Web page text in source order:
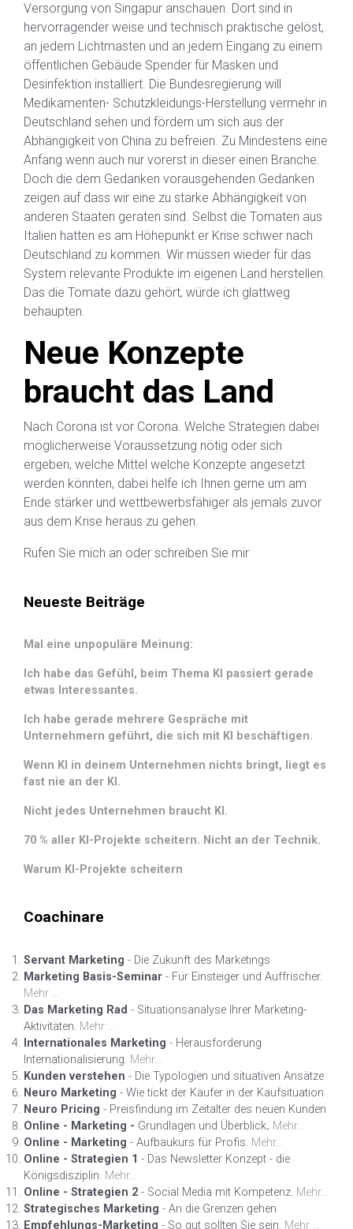
Versorgung von Singapur anschauen. Dort sind in
hervorragender weise und technisch praktische gelöst,
an jedem Lichtmasten und an jedem Eingang zu einem
öffentlichen Gebäude Spender für Masken und
Desinfektion installiert. Die Bundesregierung will
Medikamenten- Schutzkleidungs-Herstellung vermehr in
Deutschland sehen und fördern um sich aus der
Abhängigkeit von China zu befreien. Zu Mindestens eine
Anfang wenn auch nur vorerst in dieser einen Branche.
Doch die dem Gedanken vorausgehenden Gedanken
zeigen auf dass wir eine zu starke Abhängigkeit von
anderen Staaten geraten sind. Selbst die Tomaten aus
Italien hatten es am Höhepunkt er Krise schwer nach
Deutschland zu kommen. Wir müssen wieder für das
System relevante Produkte im eigenen Land herstellen.
Das die Tomate dazu gehört, würde ich glattweg
behaupten.
Neue Konzepte
braucht das Land
Nach Corona ist vor Corona. Welche Strategien dabei
möglicherweise Voraussetzung nötig oder sich
ergeben, welche Mittel welche Konzepte angesetzt
werden könnten, dabei helfe ich Ihnen gerne um am
Ende stärker und wettbewerbsfähiger als jemals zuvor
aus dem Krise heraus zu gehen.
Rufen Sie mich an oder schreiben Sie mir
Neueste Beiträge
Mal eine unpopuläre Meinung:
Ich habe das Gefühl, beim Thema KI passiert gerade
etwas Interessantes.
Ich habe gerade mehrere Gespräche mit
Unternehmern geführt, die sich mit KI beschäftigen.
Wenn KI in deinem Unternehmen nichts bringt, liegt es
fast nie an der KI.
Nicht jedes Unternehmen braucht KI.
70 % aller KI-Projekte scheitern. Nicht an der Technik.
Warum KI-Projekte scheitern
Coachinare
Servant Marketing - Die Zukunft des Marketings
Marketing Basis-Seminar - Für Einsteiger und Auffrischer.
Mehr ...
Das Marketing Rad - Situationsanalyse Ihrer Marketing-
Aktivitäten. Mehr ...
Internationales Marketing - Herausforderung
Internationalisierung. Mehr...
Kunden verstehen - Die Typologien und situativen Ansätze
Neuro Marketing - Wie tickt der Käufer in der Kaufsituation
Neuro Pricing - Preisfindung im Zeitalter des neuen Kunden
Online - Marketing - Grundlagen und Überblick. Mehr...
Online - Marketing - Aufbaukurs für Profis. Mehr...
Online - Strategien 1 - Das Newsletter Konzept - die
Königsdisziplin. Mehr...
Online - Strategien 2 - Social Media mit Kompetenz. Mehr...
Strategisches Marketing - An die Grenzen gehen
Empfehlungs-Marketing - So gut sollten Sie sein. Mehr ...